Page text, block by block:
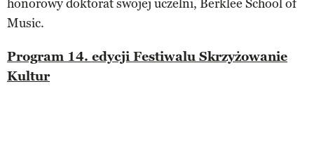
honorowy doktorat swojej uczelni, Berklee School of
Music.
Program 14. edycji Festiwalu Skrzyżowanie
Kultur